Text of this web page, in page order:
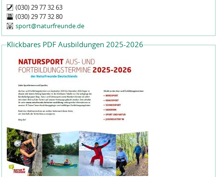
(030) 29 77 32 63
(030) 29 77 32 80
sport@naturfreunde.de
Klickbares PDF Ausbildungen 2025-2026